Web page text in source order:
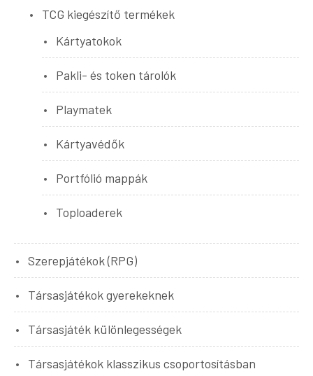
TCG kiegészítő termékek
Kártyatokok
Pakli- és token tárolók
Playmatek
Kártyavédők
Portfólió mappák
Toploaderek
Szerepjátékok (RPG)
Társasjátékok gyerekeknek
Társasjáték különlegességek
Társasjátékok klasszikus csoportosításban